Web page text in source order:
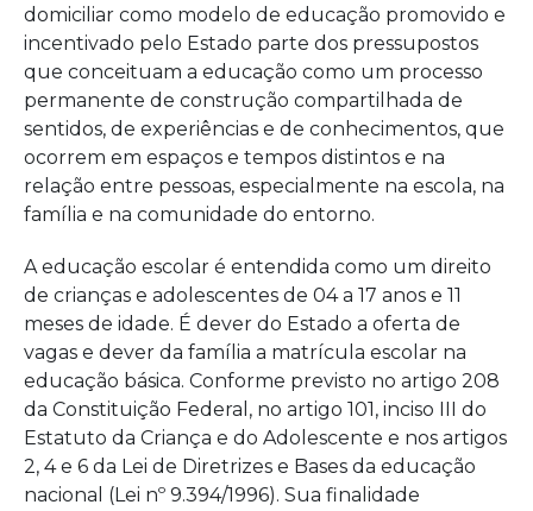
domiciliar como modelo de educação promovido e
incentivado pelo Estado parte dos pressupostos
que conceituam a educação como um processo
permanente de construção compartilhada de
sentidos, de experiências e de conhecimentos, que
ocorrem em espaços e tempos distintos e na
relação entre pessoas, especialmente na escola, na
família e na comunidade do entorno.
A educação escolar é entendida como um direito
de crianças e adolescentes de 04 a 17 anos e 11
meses de idade. É dever do Estado a oferta de
vagas e dever da família a matrícula escolar na
educação básica. Conforme previsto no artigo 208
da Constituição Federal, no artigo 101, inciso III do
Estatuto da Criança e do Adolescente e nos artigos
2, 4 e 6 da Lei de Diretrizes e Bases da educação
nacional (Lei nº 9.394/1996). Sua finalidade